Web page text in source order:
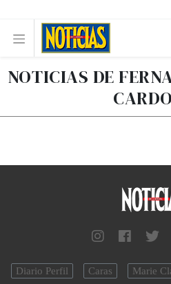
NOTICIAS DE
Diario Perfil Caras Marie